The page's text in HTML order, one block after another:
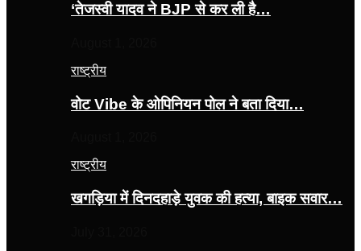
‘तेजस्‍वी यादव ने BJP से कर ली है…
राष्ट्रीय
वोट Vibe के ओपिनियन पोल ने बता दिया…
राष्ट्रीय
खगड़िया में दिनदहाड़े युवक की हत्या, बाइक सवार…